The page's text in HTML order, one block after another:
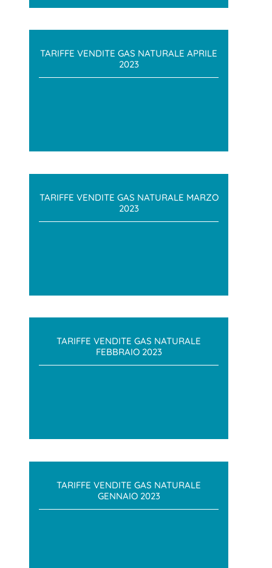
TARIFFE VENDITE GAS NATURALE APRILE
2023
TARIFFE VENDITE GAS NATURALE MARZO
2023
TARIFFE VENDITE GAS NATURALE
FEBBRAIO 2023
TARIFFE VENDITE GAS NATURALE
GENNAIO 2023